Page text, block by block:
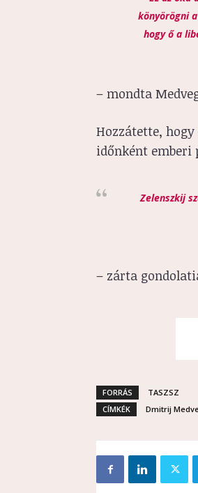
könyörögni
hogy ő a
– mondta
Hozzátette,
időnként emberi
Zelenszkij
– zárta
FORRÁS
TASZSZ
CÍMKÉK
Dmitrij